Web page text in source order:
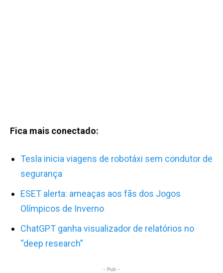
Fica mais conectado:
Tesla inicia viagens de robotáxi sem condutor de
segurança
ESET alerta: ameaças aos fãs dos Jogos
Olímpicos de Inverno
ChatGPT ganha visualizador de relatórios no
“deep research”
- Pub -